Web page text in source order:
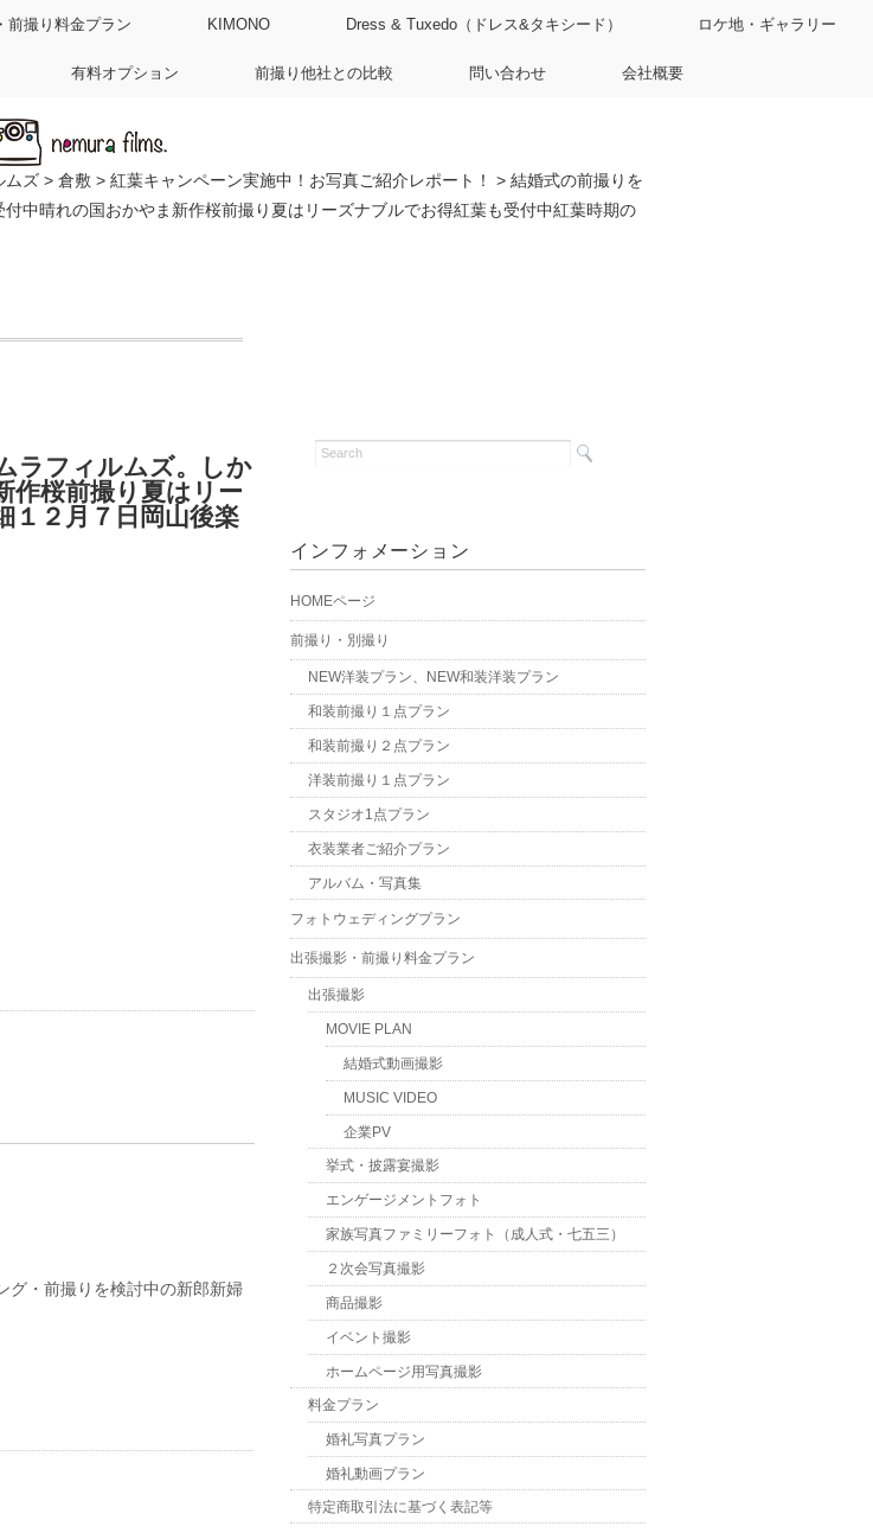
前撮り料金プラン KIMONO Dress & Tuxedo（ドレス&タキシード） ロケ地・ギャラリー
有料オプション 前撮り他社との比較 問い合わせ 会社概要
ムズ > 倉敷 > 紅葉キャンペーン実施中！お写真ご紹介レポート！ > 結婚式の前撮りを
中晴れの国おかやま新作桜前撮り夏はリーズナブルでお得紅葉も受付中紅葉時期の
ラフィルムズ。しか
作桜前撮り夏はリー
１２月７日岡山後楽
グ・前撮りを検討中の新郎新婦
インフォメーション
HOMEページ
前撮り・別撮り
NEW洋装プラン、NEW和装洋装プラン
和装前撮り１点プラン
和装前撮り２点プラン
洋装前撮り１点プラン
スタジオ1点プラン
衣装業者ご紹介プラン
アルバム・写真集
フォトウェディングプラン
出張撮影・前撮り料金プラン
出張撮影
MOVIE PLAN
結婚式動画撮影
MUSIC VIDEO
企業PV
挙式・披露宴撮影
エンゲージメントフォト
家族写真ファミリーフォト（成人式・七五三）
２次会写真撮影
商品撮影
イベント撮影
ホームページ用写真撮影
料金プラン
婚礼写真プラン
婚礼動画プラン
特定商取引法に基づく表記等